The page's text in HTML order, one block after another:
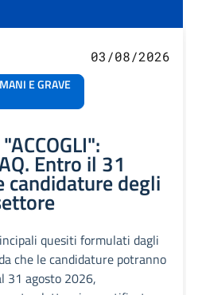
E GRAVE
03/08/2026
Entro il 31
degli
quesiti formulati dagli
che le candidature potranno
31 agosto 2026,